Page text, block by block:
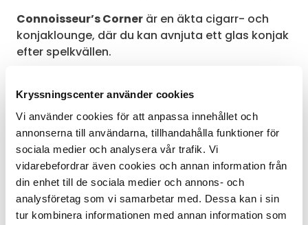
Kryssningscenter använder cookies
Vi använder cookies för att anpassa innehållet och
annonserna till användarna, tillhandahålla funktioner för
sociala medier och analysera vår trafik. Vi
vidarebefordrar även cookies och annan information från
din enhet till de sociala medier och annons- och
analysföretag som vi samarbetar med. Dessa kan i sin
tur kombinera informationen med annan information som
Connoisseur’s Corner är en äkta cigarr- och
konjaklounge, där du kan avnjuta ett glas konjak
efter spelkvällen.
Aktiviteter på Silverseas
lyxkryssningar
På lyxkryssningarna arrangeras underhållande
aktiviteter där du kan delta. Följ med och titta på
en matlagningsshow eller delta i en workshop
som hålls av kockarna. Gå och lyssna på en